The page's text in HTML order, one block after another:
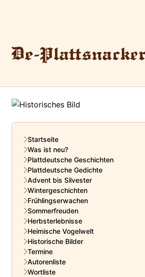
Startseite
Was ist neu?
Plattdeutsche Geschichten
Plattdeutsche Gedichte
Advent bis Silvester
Wintergeschichten
Frühlingserwachen
Sommerfreuden
Herbsterlebnisse
Heimische Vogelwelt
Historische Bilder
Termine
Autorenliste
Wortliste